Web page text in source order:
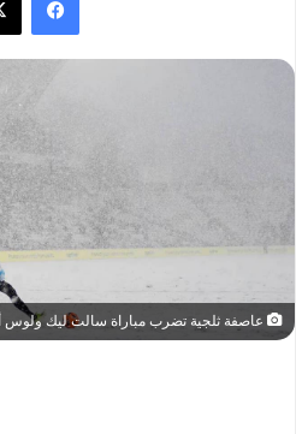
عاصفة ثلجية تضرب مباراة سالت ليك ولوس